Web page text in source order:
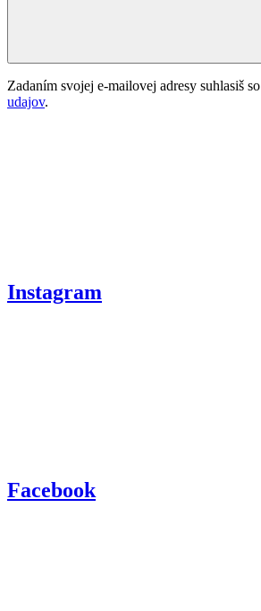
Zadaním svojej e-mailovej adresy suhlasiš so
udajov.
Instagram
Facebook